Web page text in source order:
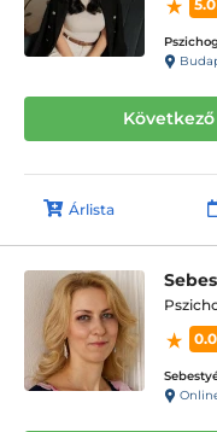
5.0
Árlista
0.0